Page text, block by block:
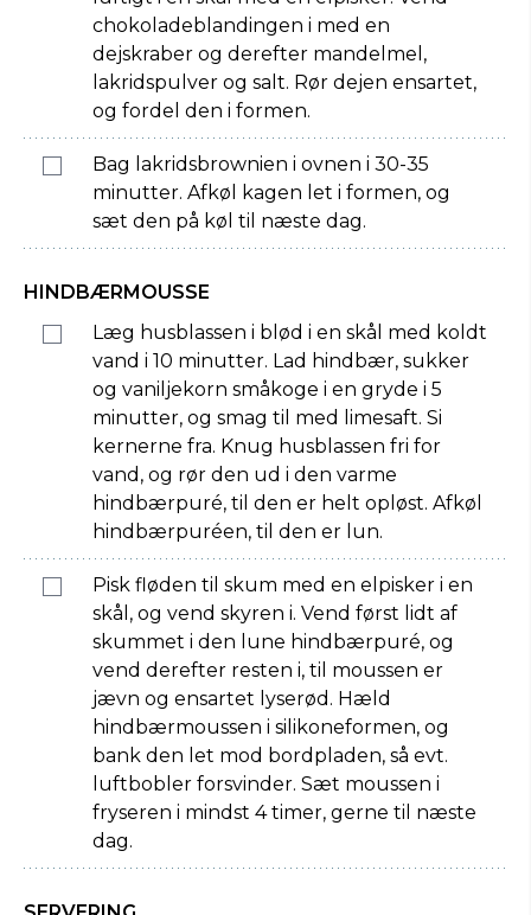
chokoladeblandingen i med en
dejskraber og derefter mandelmel,
lakridspulver og salt. Rør dejen ensartet,
og fordel den i formen.
Bag lakridsbrownien i ovnen i 30-35
minutter. Afkøl kagen let i formen, og
sæt den på køl til næste dag.
HINDBÆRMOUSSE
Læg husblassen i blød i en skål med koldt
vand i 10 minutter. Lad hindbær, sukker
og vaniljekorn småkoge i en gryde i 5
minutter, og smag til med limesaft. Si
kernerne fra. Knug husblassen fri for
vand, og rør den ud i den varme
hindbærpuré, til den er helt opløst. Afkøl
hindbærpuréen, til den er lun.
Pisk fløden til skum med en elpisker i en
skål, og vend skyren i. Vend først lidt af
skummet i den lune hindbærpuré, og
vend derefter resten i, til moussen er
jævn og ensartet lyserød. Hæld
hindbærmoussen i silikoneformen, og
bank den let mod bordpladen, så evt.
luftbobler forsvinder. Sæt moussen i
fryseren i mindst 4 timer, gerne til næste
dag.